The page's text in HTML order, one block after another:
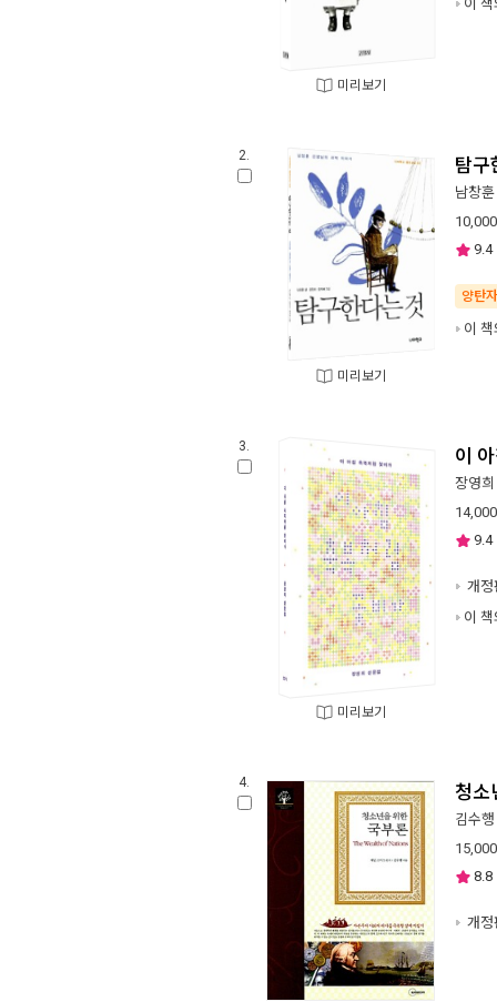
미리보기
이
2.
미리보기
탐구
남창훈
10,000
9.4
양탄
이
3.
미리보기
이
장영희
14,000
9.4
개정
이
4. 청소
김수행
15,000
8.8
개정